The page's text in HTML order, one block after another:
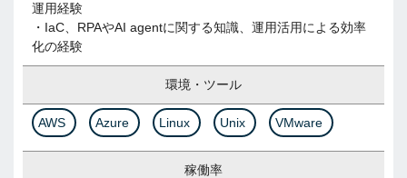
運用経験
・IaC、RPAやAI agentに関する知識、運用活用による効率
化の経験
環境・ツール
AWS Azure Linux Unix VMware
稼働率